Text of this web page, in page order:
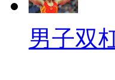
男子双